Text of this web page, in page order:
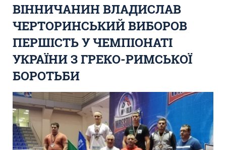
ВІННИЧАНИН ВЛАДИСЛАВ
ЧЕРТОРИНСЬКИЙ ВИБОРОВ
ПЕРШІСТЬ У ЧЕМПІОНАТІ
УКРАЇНИ З ГРЕКО-РИМСЬКОЇ
БОРОТЬБИ